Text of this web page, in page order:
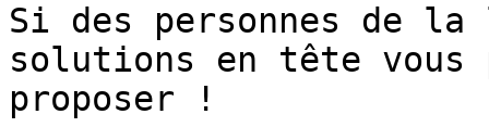
Si des personnes de
solutions en tête vous
proposer !